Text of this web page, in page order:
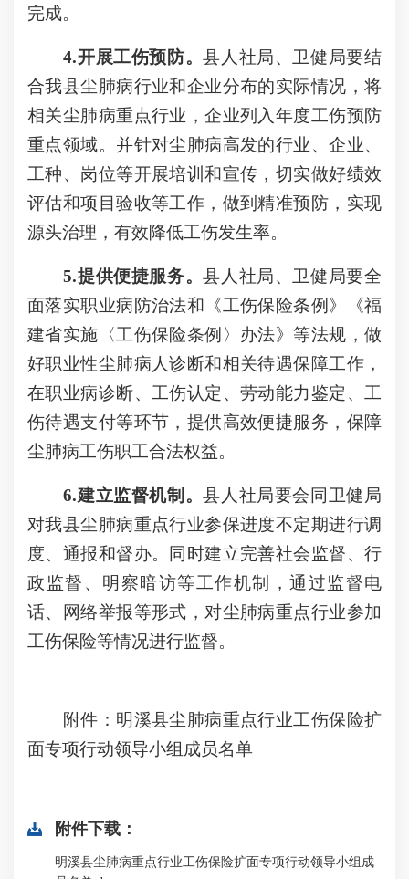
完成。
4.开展工伤预防。县人社局、卫健局要结
合我县尘肺病行业和企业分布的实际情况，将
相关尘肺病重点行业，企业列入年度工伤预防
重点领域。并针对尘肺病高发的行业、企业、
工种、岗位等开展培训和宣传，切实做好绩效
评估和项目验收等工作，做到精准预防，实现
源头治理，有效降低工伤发生率。
5.提供便捷服务。县人社局、卫健局要全
面落实职业病防治法和《工伤保险条例》《福
建省实施〈工伤保险条例〉办法》等法规，做
好职业性尘肺病人诊断和相关待遇保障工作，
在职业病诊断、工伤认定、劳动能力鉴定、工
伤待遇支付等环节，提供高效便捷服务，保障
尘肺病工伤职工合法权益。
6.建立监督机制。县人社局要会同卫健局
对我县尘肺病重点行业参保进度不定期进行调
度、通报和督办。同时建立完善社会监督、行
政监督、明察暗访等工作机制，通过监督电
话、网络举报等形式，对尘肺病重点行业参加
工伤保险等情况进行监督。
附件：明溪县尘肺病重点行业工伤保险扩
面专项行动领导小组成员名单
附件下载：
明溪县尘肺病重点行业工伤保险扩面专项行动领导小组成